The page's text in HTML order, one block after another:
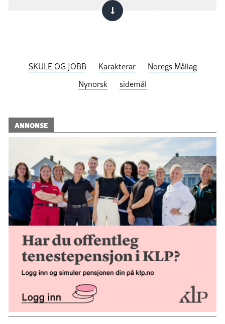
SKULE OG JOBB Karakterar
Noregs Mållag
Nynorsk
sidemål
ANNONSE